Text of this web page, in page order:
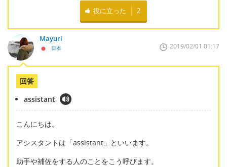
役に立った 2
Mayuri
日本 2019/02/01 01:17
回答
assistant
こんにちは。
アシスタントは「assistant」といいます。
助手や補佐をする人のことをこう呼びます。